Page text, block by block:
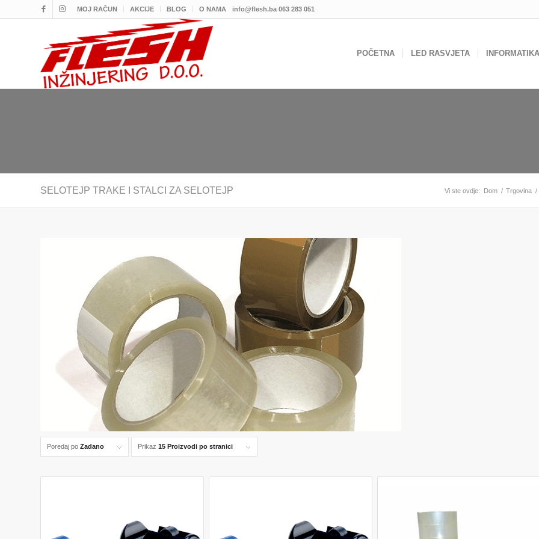
MOJ RAČUN AKCIJE BLOG O NAMA info@flesh.ba 063 283 051
POČETNA LED RASVJETA INFORMATIKA
SELOTEJP TRAKE I STALCI ZA SELOTEJP Vi ste ovdje: Dom / Trgovina /
Poredaj po Zadano Prikaz 15 Proizvodi po stranici